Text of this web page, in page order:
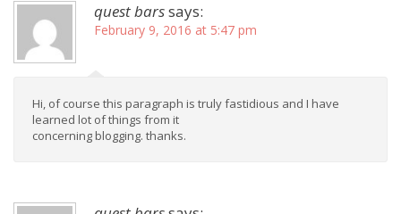
quest barssays:
February 9, 2016 at 5:47 pm
Hi, of course this paragraph is truly fastidious and I have
learned lot of things from it
concerning blogging. thanks.